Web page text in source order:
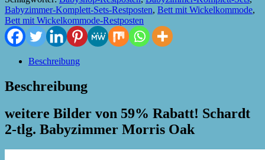
Babyzimmer-Komplett-Sets-Restposten, Bett mit Wickelkommode,
Bett mit Wickelkommode-Restposten
Beschreibung
Beschreibung
weitere Bilder von 59% Rabatt! Schardt
2-tlg. Babyzimmer Morris Oak